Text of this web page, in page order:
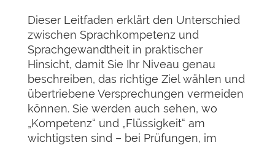
Dieser Leitfaden erklärt den Unterschied
zwischen Sprachkompetenz und
Sprachgewandtheit in praktischer
Hinsicht, damit Sie Ihr Niveau genau
beschreiben, das richtige Ziel wählen und
übertriebene Versprechungen vermeiden
können. Sie werden auch sehen, wo
„Kompetenz“ und „Flüssigkeit“ am
wichtigsten sind – bei Prüfungen, im